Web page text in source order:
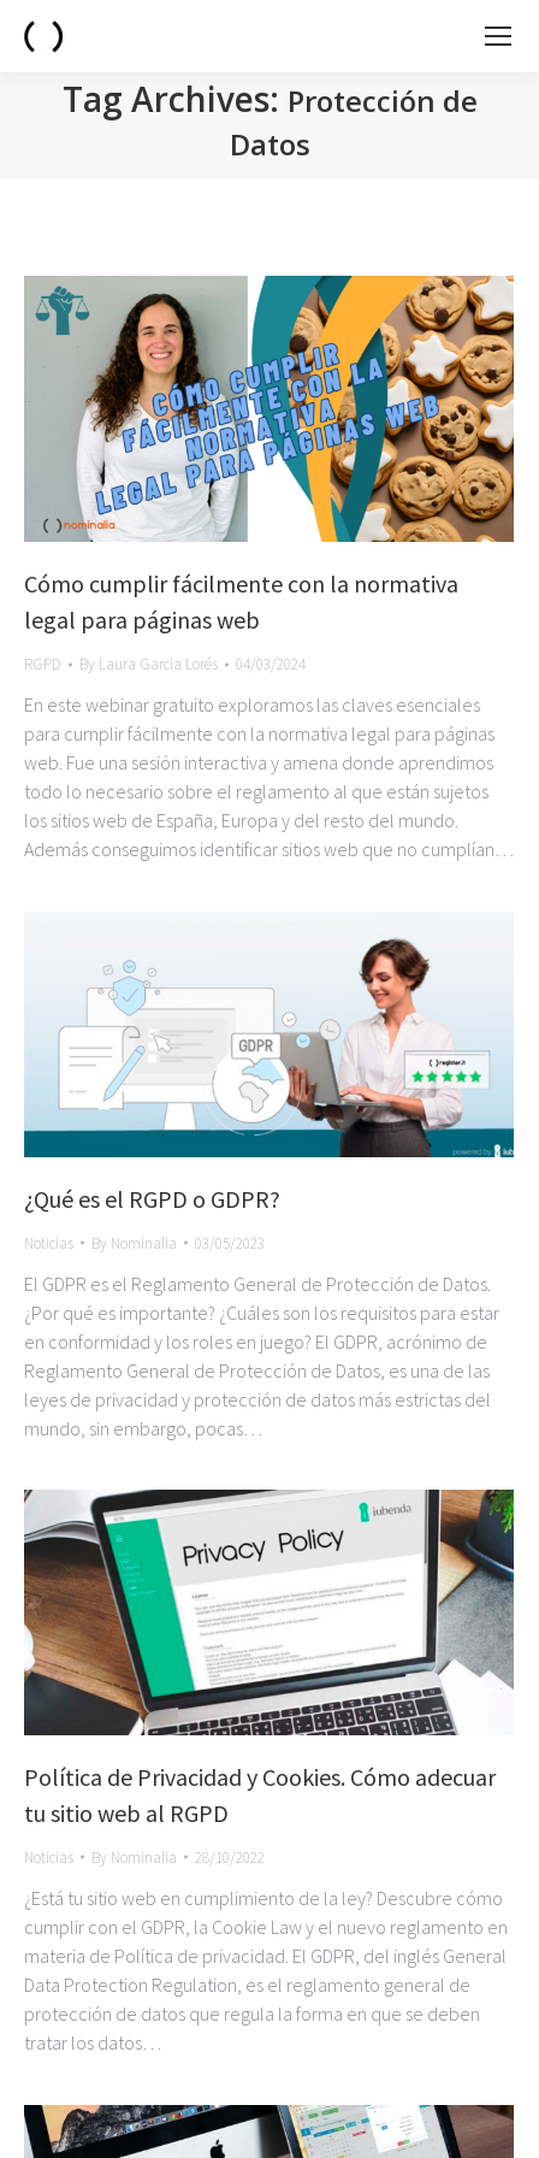
Tag Archives: Protección de
Datos
Cómo cumplir fácilmente con la normativa
legal para páginas web
RGPD By Laura Garcia Lorés 04/03/2024
En este webinar gratuito exploramos las claves esenciales
para cumplir fácilmente con la normativa legal para páginas
web. Fue una sesión interactiva y amena donde aprendimos
todo lo necesario sobre el reglamento al que están sujetos
los sitios web de España, Europa y del resto del mundo.
Además conseguimos identificar sitios web que no cumplían…
¿Qué es el RGPD o GDPR?
Noticias By Nominalia 03/05/2023
El GDPR es el Reglamento General de Protección de Datos.
¿Por qué es importante? ¿Cuáles son los requisitos para estar
en conformidad y los roles en juego? El GDPR, acrónimo de
Reglamento General de Protección de Datos, es una de las
leyes de privacidad y protección de datos más estrictas del
mundo, sin embargo, pocas…
Política de Privacidad y Cookies. Cómo adecuar
tu sitio web al RGPD
Noticias By Nominalia 28/10/2022
¿Está tu sitio web en cumplimiento de la ley? Descubre cómo
cumplir con el GDPR, la Cookie Law y el nuevo reglamento en
materia de Política de privacidad. El GDPR, del inglés General
Data Protection Regulation, es el reglamento general de
protección de datos que regula la forma en que se deben
tratar los datos…